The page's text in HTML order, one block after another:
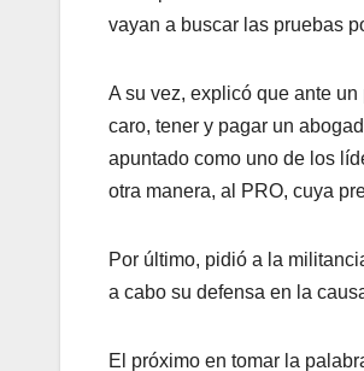
vayan a buscar las pruebas
A su vez, explicó que ante
caro, tener y pagar un
apuntado como uno de los
otra manera, al PRO, cuya
Por último, pidió a la
a cabo su defensa en la
El próximo en tomar la